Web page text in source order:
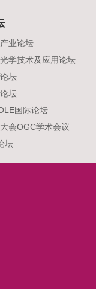
业论坛
学技术及应用论坛
坛
坛
国际论坛
会OGC学术会议
坛